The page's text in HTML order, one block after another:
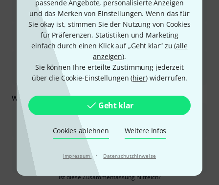
passende Angebote, personalisierte Anzeigen
und das Merken von Einstellungen. Wenn das für
Sie okay ist, stimmen Sie der Nutzung von Cookies
für Präferenzen, Statistiken und Marketing
einfach durch einen Klick auf „Geht klar“ zu (alle
anzeigen).
Sie können Ihre erteilte Zustimmung jederzeit
über die Cookie-Einstellungen (hier) widerrufen.
Geht klar
Cookies ablehnen Weitere Infos
Impressum · Datenschutzhinweise
Sprachanwendungen wie Podcasts, Online-Meetings und
Tutorials.
Es bietet ein ausgezeichnetes Preis-Leistungs-Verhältnis und
wird in seiner Preisklasse oft als unschlagbar bezeichnet.
Es ist dank Plug-and-Play-Funktionalität auf verschiedenen
Betriebssystemen wie Windows, Mac und Linux einfach zu
bedienen.
Was Sie außerdem wissen sollten:
Die Verarbeitungsqualität, insbesondere der USB-Anschluss,
kann fragil sein und mit der Zeit Verschleißerscheinungen
aufweisen.
Für Sprachaufnahmen ist es gut geeignet, die Klangqualität
reicht jedoch möglicherweise nicht für professionelle
Musikaufnahmen oder High-Fidelity-Studioarbeit aus.
Ist diese Zusammenfassung hilfreich?